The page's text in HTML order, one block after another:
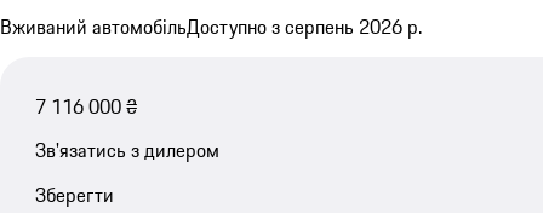
Вживаний автомобільДоступно з серпень 2026 р.
7 116 000 ₴
Зв'язатись з дилером
Зберегти